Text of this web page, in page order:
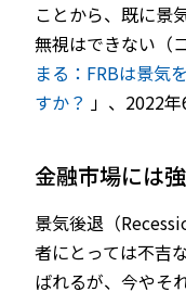
ことから、既に景
無視はできない（
まる：FRBは景気
すか？ 」、2022年
金融市場には
景気後退（
者にとっては不吉
ばれるが、今やそ